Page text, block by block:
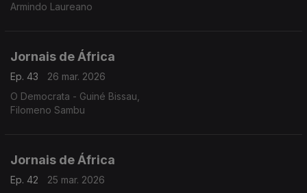
Armindo Laureano
Jornais de África
Ep. 43
26 mar. 2026
O Democrata - Guiné Bissau,
Filomeno Sambu
Jornais de África
Ep. 42
25 mar. 2026